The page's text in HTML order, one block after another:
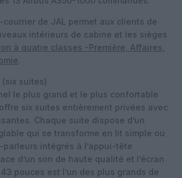
de JAL permet aux clients de
intérieurs de cabine et les sièges
à quatre classes -Première, Affaires,
.
(six suites)
le plus grand et le plus confortable
six suites entièrement privées avec
Chaque suite dispose d’un
qui se transforme en lit simple ou
intégrés à l’appui-tête
d’un son de haute qualité et l’écran
pouces est l’un des plus grands de